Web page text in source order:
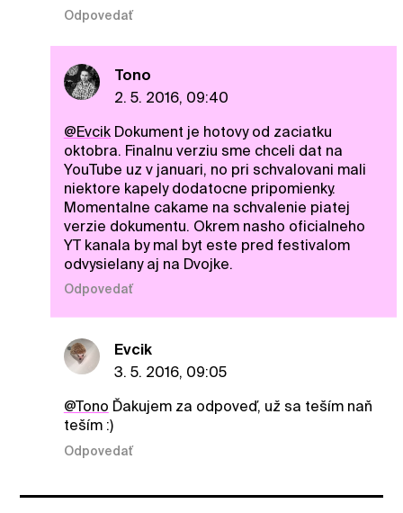
Odpovedať
Tono
2. 5. 2016, 09:40
@EvcikDokument je hotovy od zaciatku
oktobra. Finalnu verziu sme chceli dat na
YouTube uz v januari, no pri schvalovani mali
niektore kapely dodatocne pripomienky.
Momentalne cakame na schvalenie piatej
verzie dokumentu. Okrem nasho oficialneho
YT kanala by mal byt este pred festivalom
odvysielany aj na Dvojke.
Odpovedať
Evcik
3. 5. 2016, 09:05
@Tono Ďakujem za odpoveď, už sa teším naň
teším :)
Odpovedať